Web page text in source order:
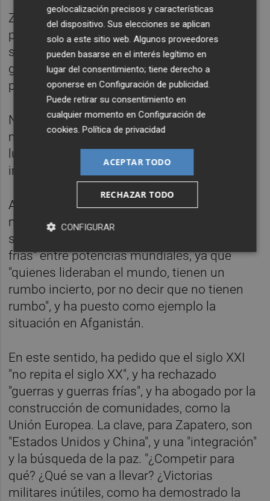
Zapatero también ha lamentado la "pereza
política e intelectual" que observa en la
salida de la pandemia ante la falta de
grandes propuestas para renovar el
pensamiento.
No obstante, ha abogado por la vía de la
movilización social, como el feminismo o la
lucha contra la pobreza, "que luego se
incorpora a los partidos".
Así, ha aventurado también que volverán los
movimientos pacifistas y se ha preguntado
si el mundo se dirige a "tres nuevas guerras
frías" entre potencias mundiales, ya que
"quienes lideraban el mundo, tienen un
rumbo incierto, por no decir que no tienen
rumbo", y ha puesto como ejemplo la
situación en Afganistán.
En este sentido, ha pedido que el siglo XXI
"no repita el siglo XX", y ha rechazado
"guerras y guerras frías", y ha abogado por la
construcción de comunidades, como la
Unión Europea. La clave, para Zapatero, son
"Estados Unidos y China", y una "integración"
y la búsqueda de la paz. "¿Competir para
qué? ¿Qué se van a llevar? ¿Victorias
militares inútiles, como ha demostrado la
geolocalización precisos y características
del dispositivo. Sus elecciones se aplican
solo a este sitio web. Algunos proveedores
pueden basarse en el interés legítimo en
lugar del consentimiento; tiene derecho a
oponerse enConfiguración de publicidad
Puede retirar su consentimiento en
cualquier momento enConfiguración de
cookies .Política de privacidad
ACEPTAR TODO
RECHAZAR TODO
CONFIGURAR